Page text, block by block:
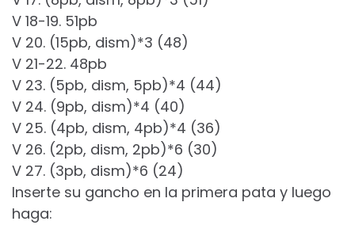
V 18-19. 51pb
V 20. (15pb, dism)*3 (48)
V 21-22. 48pb
V 23. (5pb, dism, 5pb)*4 (44)
V 24. (9pb, dism)*4 (40)
V 25. (4pb, dism, 4pb)*4 (36)
V 26. (2pb, dism, 2pb)*6 (30)
V 27. (3pb, dism)*6 (24)
Inserte su gancho en la primera pata y luego
haga: